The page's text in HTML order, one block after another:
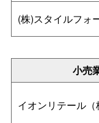
(株)スタイルフォ
小売
イオンリテール（